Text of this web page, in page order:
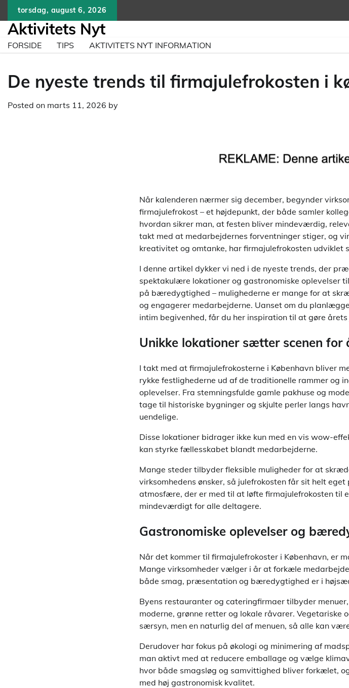
content
torsdag, august 6, 2026
Aktivitets Nyt
FORSIDE TIPS AKTIVITETS NYT INFORMATION
De nyeste trends til firmajulefrokosten i
Posted on marts 11, 2026 by
Når kalenderen nærmer sig december, begynder
firmajulefrokost – et højdepunkt, der både samler
hvordan sikrer man, at festen bliver mindeværdig,
takt med at medarbejdernes forventninger stiger, og
kreativitet og omtanke, har firmajulefrokosten udviklet
I denne artikel dykker vi ned i de nyeste trends, der
spektakulære lokationer og gastronomiske oplevelser
på bæredygtighed – mulighederne er mange for at
og engagerer medarbejderne. Uanset om du
intim begivenhed, får du her inspiration til at gøre
Unikke lokationer sætter scenen for
I takt med at firmajulefrokosterne i København bliver
rykke festlighederne ud af de traditionelle rammer og
oplevelser. Fra stemningsfulde gamle pakhuse og
tage til historiske bygninger og skjulte perler langs
uendelige.
Disse lokationer bidrager ikke kun med en vis wow-
kan styrke fællesskabet blandt medarbejderne.
Mange steder tilbyder fleksible muligheder for at
virksomhedens ønsker, så julefrokosten får sit helt
atmosfære, der er med til at løfte firmajulefrokosten til
mindeværdigt for alle deltagere.
Gastronomiske oplevelser og
Når det kommer til firmajulefrokoster i København, er
Mange virksomheder vælger i år at forkæle
både smag, præsentation og bæredygtighed er i
Byens restauranter og cateringfirmaer tilbyder
moderne, grønne retter og lokale råvarer.
særsyn, men en naturlig del af menuen, så alle kan
Derudover har fokus på økologi og minimering af
man aktivt med at reducere emballage og vælge
hvor både smagsløg og samvittighed bliver forkælet,
med høj gastronomisk kvalitet.